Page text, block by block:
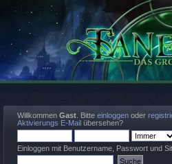
Willkommen Gast . Bitte einloggen oder
Aktivierungs E-Mail übersehen?
Einloggen mit Benutzername, Passwort und